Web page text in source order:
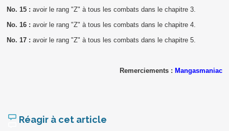
No. 15 : avoir le rang "Z" à tous les combats dans le chapitre 3.
No. 16 : avoir le rang "Z" à tous les combats dans le chapitre 4.
No. 17 : avoir le rang "Z" à tous les combats dans le chapitre 5.
Remerciements : Mangasmaniac
Réagir à cet article